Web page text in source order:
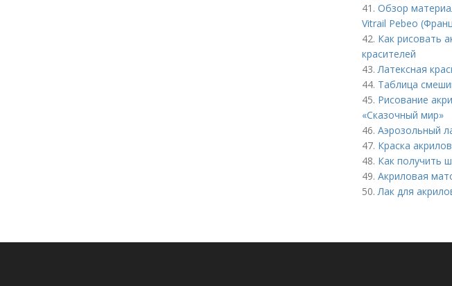
41. Обзор
Vitrail Pebeo
42. Как рисовать
красителей
43.Латексная
44. Таблица
45. Рисование
«Сказочный мир»
46. Аэрозольный
47. Краска
48. Как получить
49. Акриловая
50.Лак для